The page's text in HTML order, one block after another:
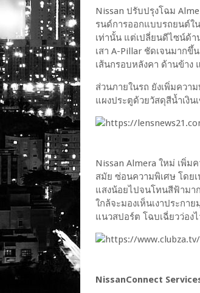
Nissan ปรับปรุงโฉม
รนด์การออกแบบรถยนต์ใ
เท่านั้น แต่เปลี่ยนดีไซน์ด้
เสา A-Pillar ชัดเจนมากขึ้
เส้นกรอบหลังคา ด้านข้าง
ส่วนภายในรถ ยังเพิ่มควา
แผงประตูด้วยวัสดุสีน้ำเงิ
Nissan Almera ใหม่ เพิ่ม
สมัย ซ่อนความพิเศษ โดย
แสงน้อยไปจนโทนสีฟ้ามา
ใกล้จะมองเห็นเงาประก
แนวสปอร์ต โฉบเฉี่ยวว่อง
NissanConnect